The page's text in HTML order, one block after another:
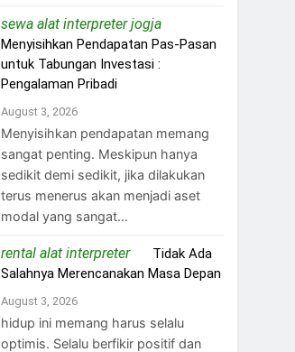
sewa alat interpreter jogjaon
Menyisihkan Pendapatan Pas-Pasan
untuk Tabungan Investasi :
Pengalaman Pribadi
August 3, 2026
Menyisihkan pendapatan memang
sangat penting. Meskipun hanya
sedikit demi sedikit, jika dilakukan
terus menerus akan menjadi aset
modal yang sangat…
rental alat interpreteron Tidak Ada
Salahnya Merencanakan Masa Depan
August 3, 2026
hidup ini memang harus selalu
optimis. Selalu berfikir positif dan